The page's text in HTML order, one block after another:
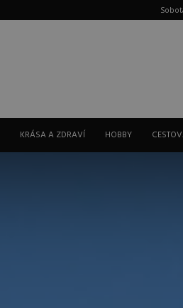
KRÁSA A ZDRAVÍ HOBBY